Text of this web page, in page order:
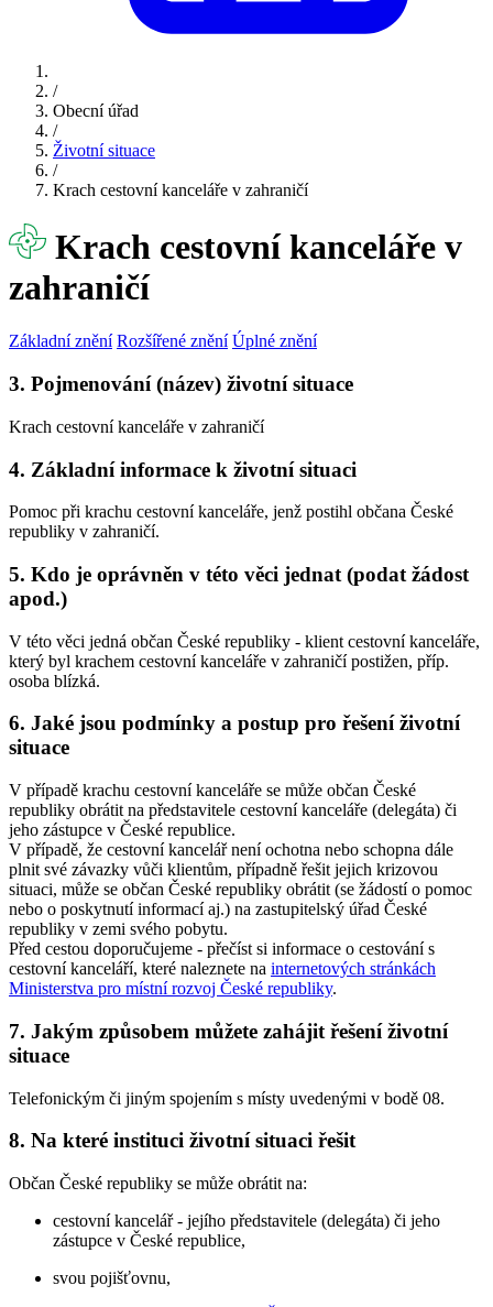
/
Obecní úřad
/
Životní situace
/
Krach cestovní kanceláře v zahraničí
Krach cestovní kanceláře v
zahraničí
Základní znění Rozšířené znění Úplné znění
3. Pojmenování (název) životní situace
Krach cestovní kanceláře v zahraničí
4. Základní informace k životní situaci
Pomoc při krachu cestovní kanceláře, jenž postihl občana České
republiky v zahraničí.
5. Kdo je oprávněn v této věci jednat (podat žádost
apod.)
V této věci jedná občan České republiky - klient cestovní kanceláře,
který byl krachem cestovní kanceláře v zahraničí postižen, příp.
osoba blízká.
6. Jaké jsou podmínky a postup pro řešení životní
situace
V případě krachu cestovní kanceláře se může občan České
republiky obrátit na představitele cestovní kanceláře (delegáta) či
jeho zástupce v České republice.
V případě, že cestovní kancelář není ochotna nebo schopna dále
plnit své závazky vůči klientům, případně řešit jejich krizovou
situaci, může se občan České republiky obrátit (se žádostí o pomoc
nebo o poskytnutí informací aj.) na zastupitelský úřad České
republiky v zemi svého pobytu.
Před cestou doporučujeme - přečíst si informace o cestování s
cestovní kanceláří, které naleznete na internetových stránkách
Ministerstva pro místní rozvoj České republiky.
7. Jakým způsobem můžete zahájit řešení životní
situace
Telefonickým či jiným spojením s místy uvedenými v bodě 08.
8. Na které instituci životní situaci řešit
Občan České republiky se může obrátit na:
cestovní kancelář - jejího představitele (delegáta) či jeho
zástupce v České republice,
svou pojišťovnu,